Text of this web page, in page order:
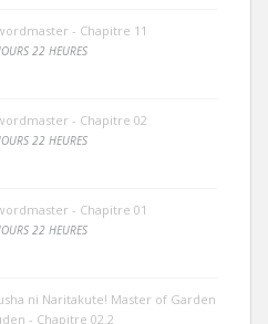
- Chapitre 11
22 HEURES
- Chapitre 02
22 HEURES
- Chapitre 01
22 HEURES
ni Naritakute! Master of Garden
- Chapitre 02.2